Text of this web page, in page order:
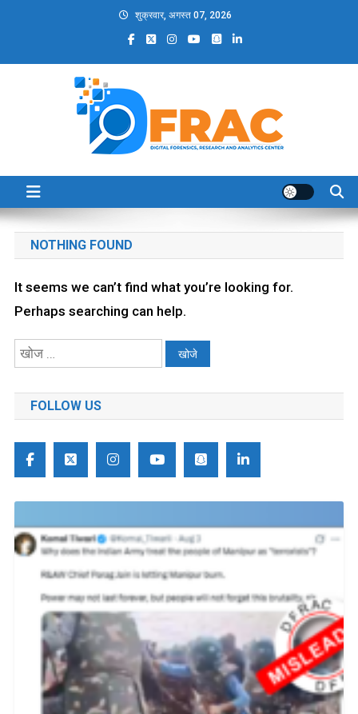
शुक्रवार, अगस्त 07, 2026
DFRAC_ORG
NOTHING FOUND
It seems we can’t find what you’re looking for.
Perhaps searching can help.
निम्न
खोजें:FOLLOW US